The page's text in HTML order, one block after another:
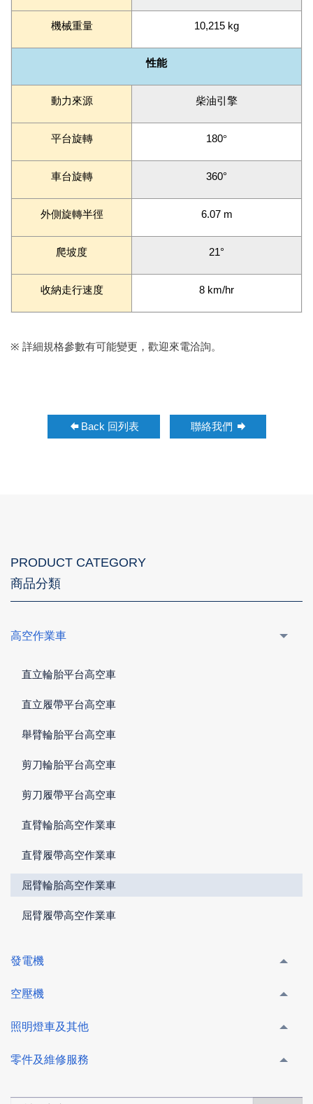
機械重量 10,215 kg
性能
動力來源 柴油引擎
平台旋轉 180°
車台旋轉 360°
外側旋轉半徑 6.07 m
爬坡度 21°
收納走行速度 8 km/hr
※ 詳細規格參數有可能變更，歡迎來電洽詢。
Back 回列表 聯絡我們
PRODUCT CATEGORY
商品分類
高空作業車
直立輪胎平台高空車
直立履帶平台高空車
舉臂輪胎平台高空車
剪刀輪胎平台高空車
剪刀履帶平台高空車
直臂輪胎高空作業車
直臂履帶高空作業車
屈臂輪胎高空作業車
屈臂履帶高空作業車
發電機
空壓機
照明燈車及其他
零件及維修服務